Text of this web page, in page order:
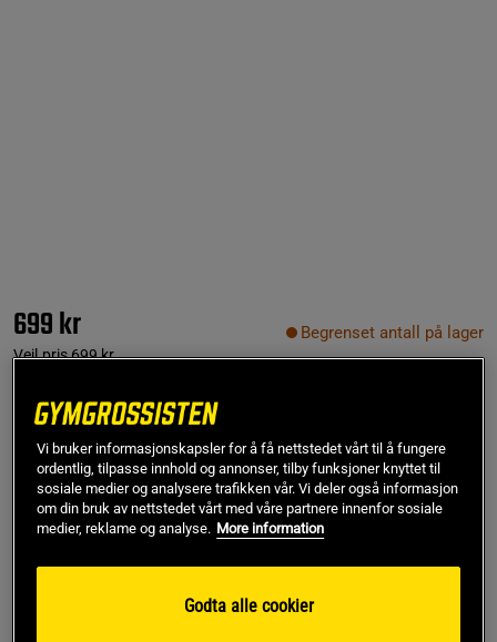
699 kr
Veil.pris699 kr
Begrenset antall på lager
L
Kjøp
7340145522085
Vi bruker informasjonskapsler for å få nettstedet vårt til å fungere
ordentlig, tilpasse innhold og annonser, tilby funksjoner knyttet til
sosiale medier og analysere trafikken vår. Vi deler også informasjon
om din bruk av nettstedet vårt med våre partnere innenfor sosiale
medier, reklame og analyse. More information
Godta alle cookier